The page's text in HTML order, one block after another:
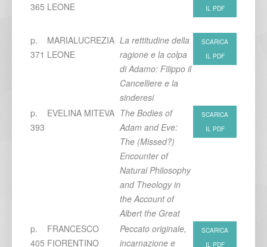
365 LEONE
IL PDF
p.
371
MARIALUCREZIA
LEONE
La rettitudine della
ragione e la colpa
di Adamo: Filippo il
Cancelliere e la
sinderesi
SCARICA
IL PDF
p.
393
EVELINA MITEVA The Bodies of
Adam and Eve:
The (Missed?)
Encounter of
Natural Philosophy
and Theology in
the Account of
Albert the Great
SCARICA
IL PDF
p.
405
FRANCESCO
FIORENTINO
Peccato originale,
incarnazione e
SCARICA
IL PDF